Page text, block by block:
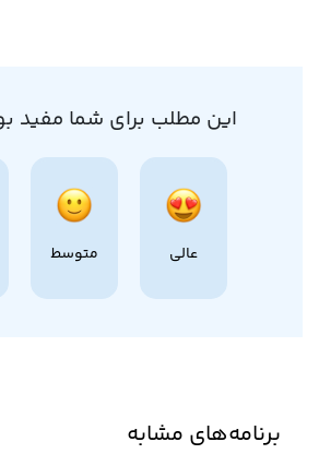
این مطلب برای شما مفید
عالی متوسط
برنامه‌های مشابه